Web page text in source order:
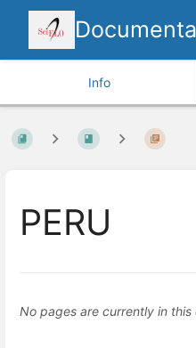
Info
PERU
No pages are currently in this